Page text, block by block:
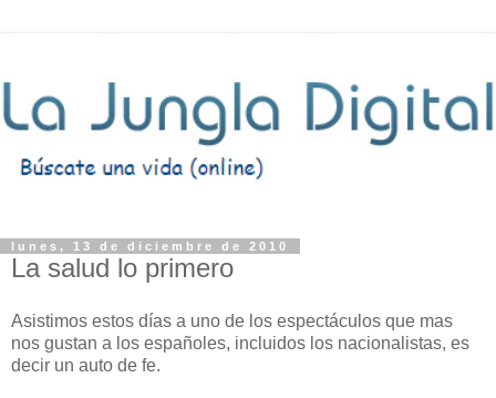
lunes, 13 de diciembre de 2010
La salud lo primero
Asistimos estos días a uno de los espectáculos que mas
nos gustan a los españoles, incluidos los nacionalistas, es
decir un auto de fe.